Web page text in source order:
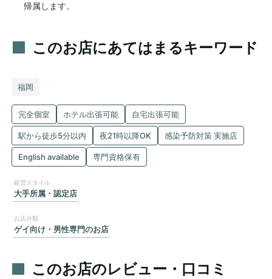
帰属します。
このお店にあてはまるキーワード
福岡
完全個室 ホテル出張可能 自宅出張可能
駅から徒歩5分以内 夜21時以降OK 感染予防対策 実施店
English available 専門資格保有
大手所属・認定店
ゲイ向け・男性専門のお店
このお店のレビュー・口コミ